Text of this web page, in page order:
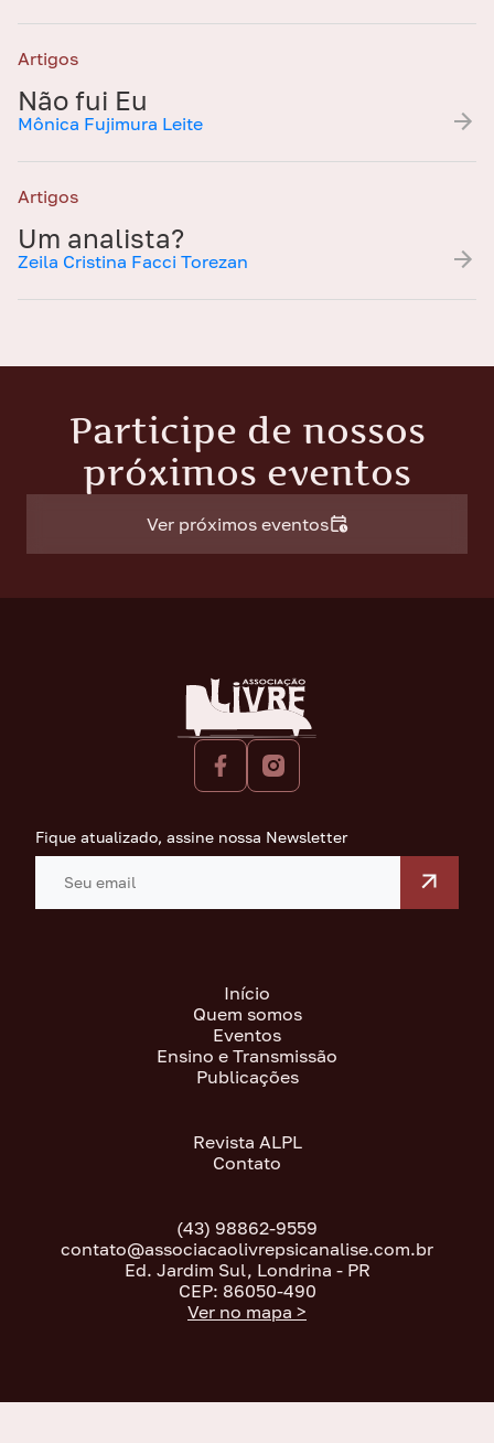
Artigos
Não fui Eu
Mônica Fujimura Leite
Artigos
Um analista?
Zeila Cristina Facci Torezan
Participe de nossos
próximos eventos
Ver próximos eventos
Fique atualizado, assine nossa Newsletter
Início
Quem somos
Eventos
Ensino e Transmissão
Publicações
Revista ALPL
Contato
(43) 98862-9559
contato@associacaolivrepsicanalise.com.br
Ed. Jardim Sul, Londrina - PR
CEP: 86050-490
Ver no mapa >